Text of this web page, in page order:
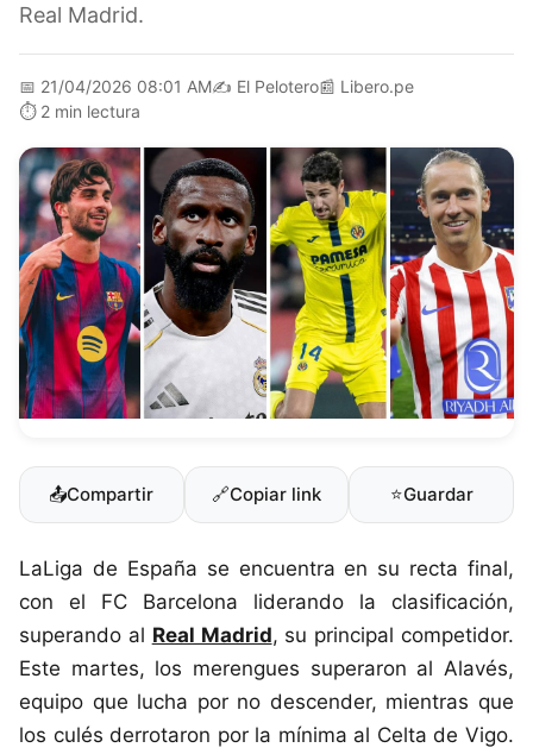
Real Madrid.
📅 21/04/2026 08:01 AM✍️ El Pelotero📰 Libero.pe
⏱️ 2 min lectura
📤Compartir 🔗Copiar link ⭐Guardar
LaLiga de España se encuentra en su recta final,
con el FC Barcelona liderando la clasificación,
superando al Real Madrid, su principal competidor.
Este martes, los merengues superaron al Alavés,
equipo que lucha por no descender, mientras que
los culés derrotaron por la mínima al Celta de Vigo.